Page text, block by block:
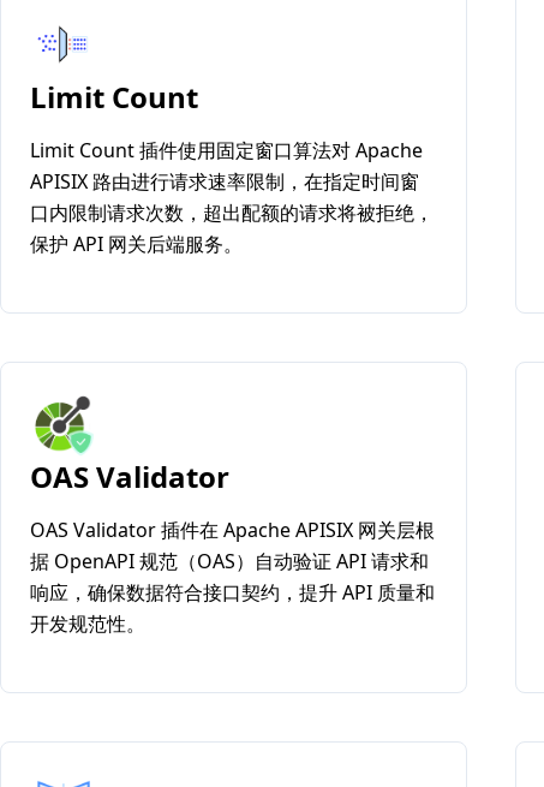
Limit Count
Limit Count 插件使用固定窗口算法对 Apache
APISIX 路由进行请求速率限制，在指定时间窗
口内限制请求次数，超出配额的请求将被拒绝，
保护 API 网关后端服务。
OAS Validator
OAS Validator 插件在 Apache APISIX 网关层根
据 OpenAPI 规范（OAS）自动验证 API 请求和
响应，确保数据符合接口契约，提升 API 质量和
开发规范性。